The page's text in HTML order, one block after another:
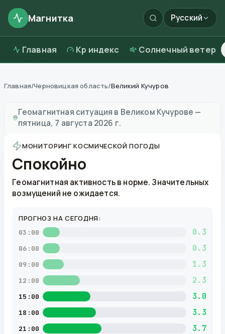
Магнитка Русский
Главная Kp индекс Солнечный ветер
Главная/Черновицкая область/Великий Кучуров
Геомагнитная ситуация в Великом Кучурове —
пятница, 7 августа 2026 г.
МОНИТОРИНГ КОСМИЧЕСКОЙ ПОГОДЫ
Спокойно
Геомагнитная активность в норме. Значительных
возмущений не ожидается.
ПРОГНОЗ НА СЕГОДНЯ:
03:00 0.3
06:00 0.3
09:00 1.3
12:00 2.3
15:00 3.0
18:00 3.3
21:00 3.7